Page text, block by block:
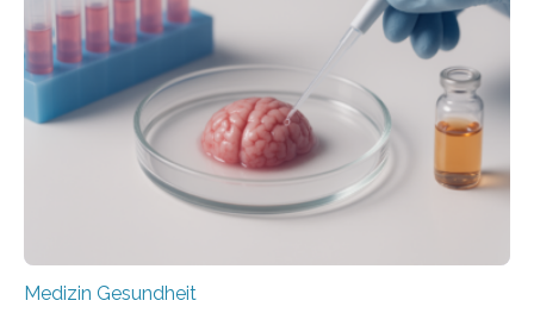
kann und wie sich durch eine Verringerung der
Herzbelastung und des oxidativen Stresses
Rhythmusstörungen reduzieren lassen. Würzburg. Die
hypertrophe Kardiomyopathie (HCM) ist die häufigste
erblich bedingte Herzerkrankung. Sie führt dazu, dass
sich die linke Herzkammer verdickt, der Herzmuskel zu
stark kontrahiert…
Medizin Gesundheit